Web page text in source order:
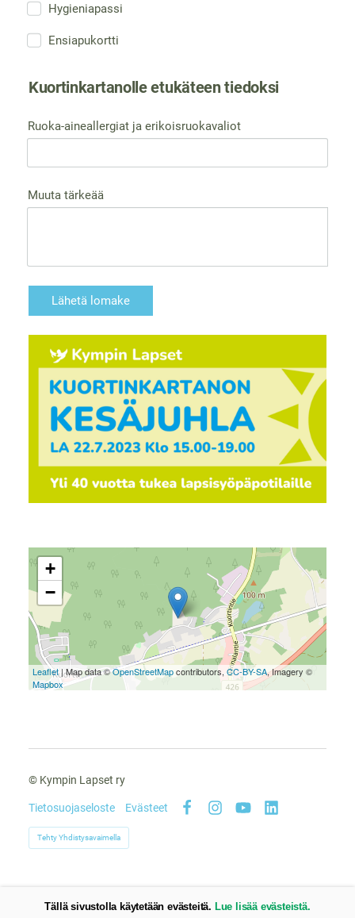
Hygieniapassi
Ensiapukortti
Kuortinkartanolle etukäteen tiedoksi
Ruoka-aineallergiat ja erikoisruokavaliot
Muuta tärkeää
Lähetä lomake
+
−
Leaflet| Map data ©OpenStreetMapcontributors, CC-BY-SA, Imagery ©
Mapbox
© Kympin Lapset ry
Tietosuojaseloste
Evästeet
Tehty Yhdistysavaimella
Tällä sivustolla käytetään evästeitä. Lue lisää evästeistä.